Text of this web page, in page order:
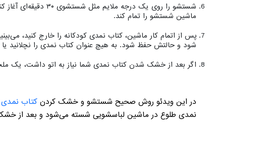
شستشو را روی یک
ماشین شستشو را تمام کند.
پس از اتمام کار ماشین، کتاب نمدی کودکانه را خارج کنید،
شود و حالتش حفظ شود. به هیچ عنوان کتاب نمدی را نچلانید یا
اگر بعد از خشک شدن کتاب نمدی شما نیاز به اتو داشت، یک
در این ویدئو روش صحیح شستشو و خشک کردن کتاب
نمدی طلوع در ماشین لباسشویی شسته می‌شود و بعد از